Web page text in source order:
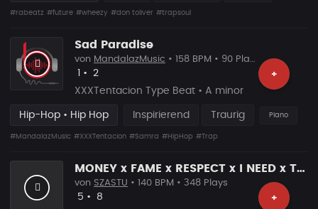
#rabeatz #future #wheezy #don toliver #trapsoul
Sad Paradise
+
von MandalazMusic • 158 BPM • 90 Plays
Likes
• Vorgeschlagen
2
XXXTentacion Type Beat • A minor
Hip-Hop • Hip Hop Inspirierend Traurig Piano
#MandalazMusic #XXXTentacion #Samra #HipHop #Trap
MONEY x FAME x RESPECT x I NEED x TRAP BEAT
+
von SZASTU • 140 BPM • 348 Plays
Likes
5 • Vorgeschlagen
8